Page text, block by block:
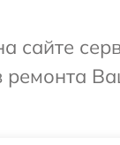
сайте
ремонта